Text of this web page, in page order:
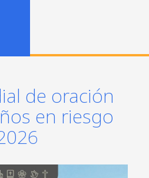
de oración
en riesgo